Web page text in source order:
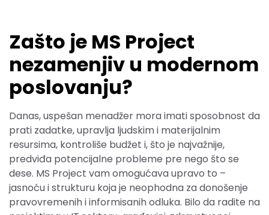
Zašto je MS Project
nezamenjiv u modernom
poslovanju?
Danas, uspešan menadžer mora imati sposobnost da
prati zadatke, upravlja ljudskim i materijalnim
resursima, kontroliše budžet i, što je najvažnije,
predviđa potencijalne probleme pre nego što se
dese. MS Project vam omogućava upravo to –
jasnoću i strukturu koja je neophodna za donošenje
pravovremenih i informisanih odluka. Bilo da radite na